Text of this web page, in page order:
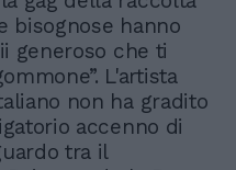
bisognose hanno
generoso che ti
L'artista
non ha gradito
accenno di
tra il